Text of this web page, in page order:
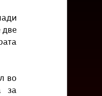
две
во
за